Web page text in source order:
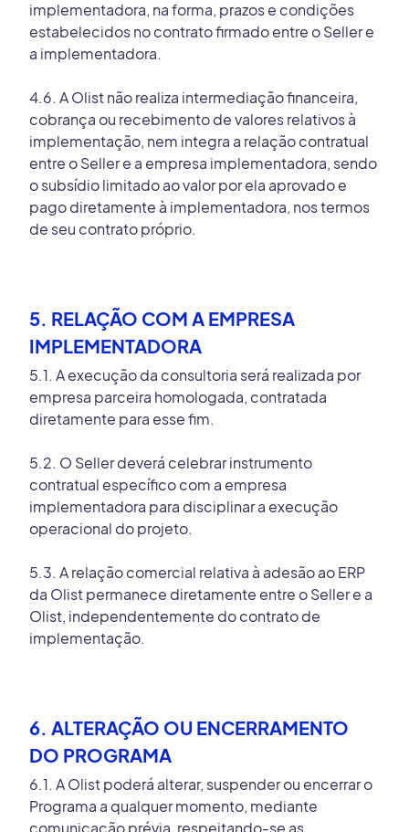
implementadora, na forma, prazos e condições
estabelecidos no contrato firmado entre o Seller e
a implementadora.
4.6. A Olist não realiza intermediação financeira,
cobrança ou recebimento de valores relativos à
implementação, nem integra a relação contratual
entre o Seller e a empresa implementadora, sendo
o subsídio limitado ao valor por ela aprovado e
pago diretamente à implementadora, nos termos
de seu contrato próprio.
5. RELAÇÃO COM A EMPRESA
IMPLEMENTADORA
5.1. A execução da consultoria será realizada por
empresa parceira homologada, contratada
diretamente para esse fim.
5.2. O Seller deverá celebrar instrumento
contratual específico com a empresa
implementadora para disciplinar a execução
operacional do projeto.
5.3. A relação comercial relativa à adesão ao ERP
da Olist permanece diretamente entre o Seller e a
Olist, independentemente do contrato de
implementação.
6. ALTERAÇÃO OU ENCERRAMENTO
DO PROGRAMA
6.1. A Olist poderá alterar, suspender ou encerrar o
Programa a qualquer momento, mediante
comunicação prévia, respeitando-se as